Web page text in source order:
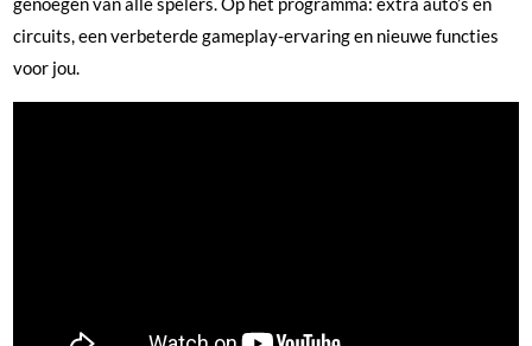
circuits, een verbeterde gameplay-ervaring en nieuwe functies
voor jou.